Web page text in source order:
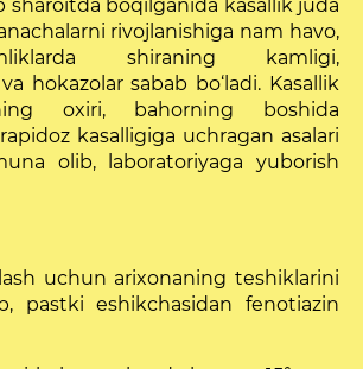
sharoitda boqilganida kasallik juda
rivojlanishiga nam havo,
shiraning kamligi,
hokazolar sabab bo‘ladi. Kasallik
oxiri, bahorning boshida
kasalligiga uchragan asal­ari
olib, laboratoriyaga yuborish
uchun arixonaning teshiklarini
pastki eshikchasidan fenotiazin